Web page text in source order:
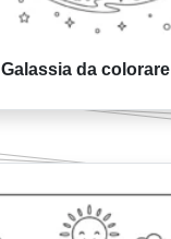
Galassia da colorare